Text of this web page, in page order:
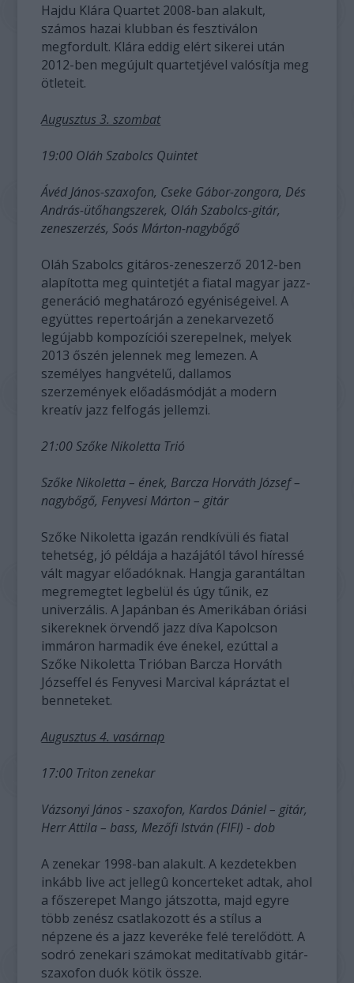
Hajdu Klára Quartet 2008-ban alakult,
számos hazai klubban és fesztiválon
megfordult. Klára eddig elért sikerei után
2012-ben megújult quartetjével valósítja meg
ötleteit.
Augusztus 3. szombat
19:00 Oláh Szabolcs Quintet
Ávéd János-szaxofon, Cseke Gábor-zongora, Dés
András-ütőhangszerek, Oláh Szabolcs-gitár,
zeneszerzés, Soós Márton-nagybőgő
Oláh Szabolcs gitáros-zeneszerző 2012-ben
alapította meg quintetjét a fiatal magyar jazz-
generáció meghatározó egyéniségeivel. A
együttes repertoárján a zenekarvezető
legújabb kompozíciói szerepelnek, melyek
2013 őszén jelennek meg lemezen. A
személyes hangvételű, dallamos
szerzemények előadásmódját a modern
kreatív jazz felfogás jellemzi.
21:00 Szőke Nikoletta Trió
Szőke Nikoletta – ének, Barcza Horváth József –
nagybőgő, Fenyvesi Márton – gitár
Szőke Nikoletta igazán rendkívüli és fiatal
tehetség, jó példája a hazájától távol híressé
vált magyar előadóknak. Hangja garantáltan
megremegtet legbelül és úgy tűnik, ez
univerzális. A Japánban és Amerikában óriási
sikereknek örvendő jazz díva Kapolcson
immáron harmadik éve énekel, ezúttal a
Szőke Nikoletta Trióban Barcza Horváth
Józseffel és Fenyvesi Marcival kápráztat el
benneteket.
Augusztus 4. vasárnap
17:00 Triton zenekar
Vázsonyi János - szaxofon, Kardos Dániel – gitár,
Herr Attila – bass, Mezőfi István (FIFI) - dob
A zenekar 1998-ban alakult. A kezdetekben
inkább live act jellegû koncerteket adtak, ahol
a főszerepet Mango játszotta, majd egyre
több zenész csatlakozott és a stílus a
népzene és a jazz keveréke felé terelődött. A
sodró zenekari számokat meditatívabb gitár-
szaxofon duók kötik össze.